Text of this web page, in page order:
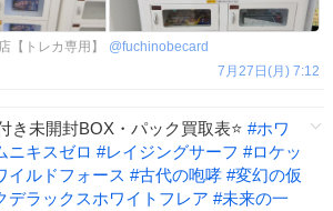
【トレカ専用】 @fuchinobecard
7月27日(月) 7:12
き未開封BOX・パック買取表⭐️ #ホワ
ニキスゼロ #レイジングサーフ #ロケッ
イルドフォース #古代の咆哮 #変幻の仮
デラックスホワイトフレア #未来の一